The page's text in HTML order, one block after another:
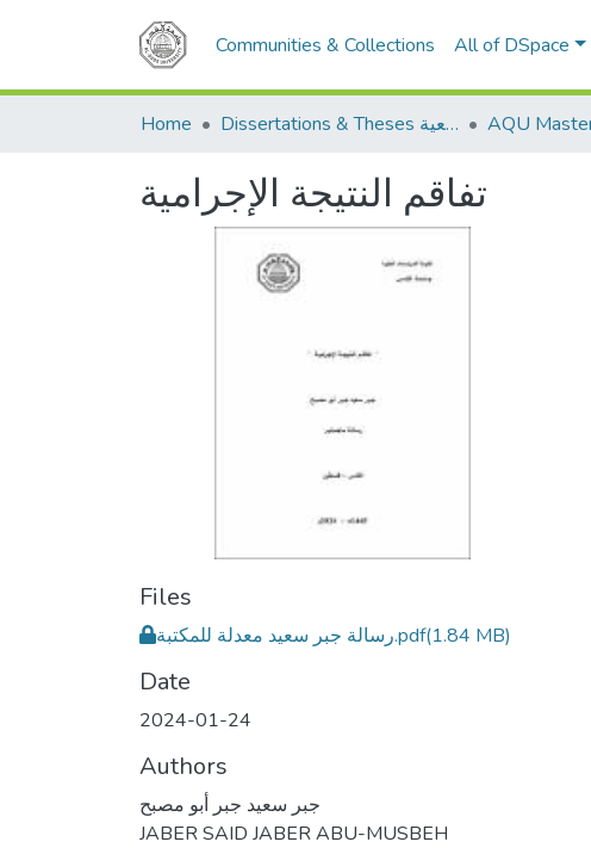
Communities & Collections All of DSpace
Home Dissertations & Theses الرسائل الجامعية
تفاقم النتيجة الإجرامية
Files
رسالة جبر سعيد معدلة للمكتبة.pdf(1.84 MB)
Date
2024-01-24
Authors
جبر سعيد جبر أبو مصبح
JABER SAID JABER ABU-MUSBEH